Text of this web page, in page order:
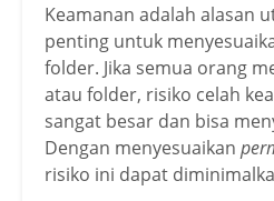
Keamanan adalah alasan
penting untuk
folder. Jika semua orang
atau folder, risiko celah
sangat besar dan bisa
Dengan menyesuaikan
risiko ini dapat